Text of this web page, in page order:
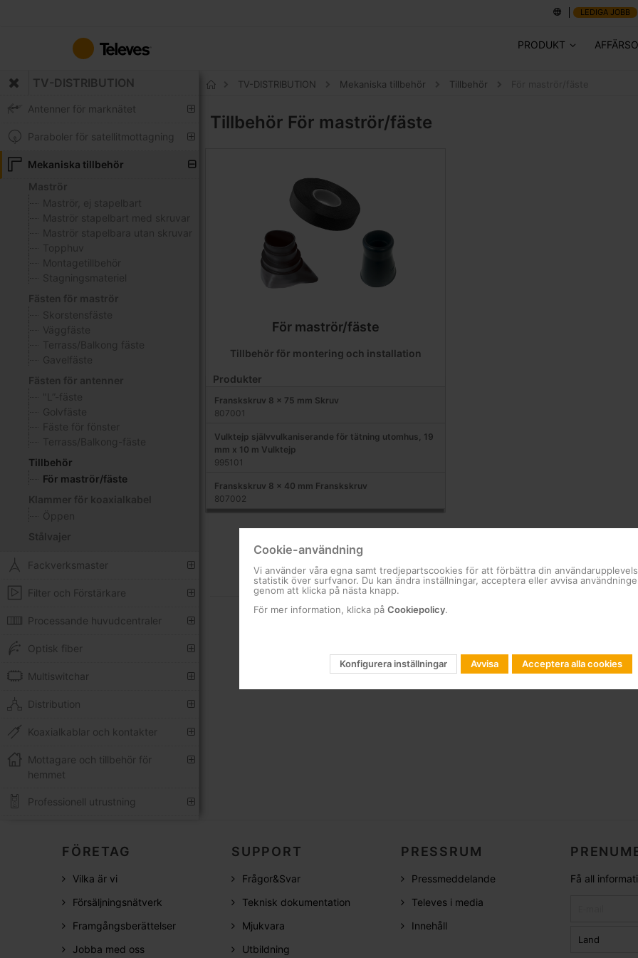
innehållet
LEDIGA JOBB
PRODUKT
TV-DISTRIBUTION
Antenner för marknätet
Paraboler för satellitmottagning
Mekaniska tillbehör
Maströr
Maströr, ej stapelbart
Maströr stapelbart med skruvar
Maströr stapelbara utan skruvar
Topphuv
Montagetillbehör
Stagningsmateriel
Fästen för maströr
Skorstensfäste
Väggfäste
Terrass/Balkong fäste
Gavelfäste
Fästen för antenner
"L”-fäste
Golvfäste
Fäste för fönster
Terrass/Balkong-fäste
Tillbehör
För maströr/fäste
Klammer för koaxialkabel
Öppen
Stålvajer
Fackverksmaster
Filter och Förstärkare
Processande huvudcentraler
Optisk fiber
Multiswitchar
Distribution
Koaxialkablar och kontakter
Mottagare och tillbehör för
hemmet
Professionell utrustning
TV-DISTRIBUTION Mekaniska tillbehör Tillbehör
Tillbehör För maströr/fäste
För maströr/fäste
Tillbehör för montering och installation
Produkter
Franskskruv 8 x 75 mm Skruv
807001
Vulktejp självvulkaniserande för tätning utomhus, 19
mm x 10 m Vulktejp
995101
Franskskruv 8 x 40 mm Franskskruv
807002
FÖRETAG
Vilka är vi
Försäljningsnätverk
Framgångsberättelser
Jobba med oss
SUPPORT
Frågor&Svar
Teknisk dokumentation
Mjukvara
Utbildning
PRESSRUM
Pressmeddelande
Televes i media
Innehåll
Få all
Cookie-användning
Vi använder våra egna samt tredjepartscookies för att förbättra din
statistik över surfvanor. Du kan ändra inställningar, acceptera eller avvisa
genom att klicka på nästa knapp.
För mer information, klicka på Cookiepolicy.
Konfigurera inställningar Avvisa Acceptera alla cookies